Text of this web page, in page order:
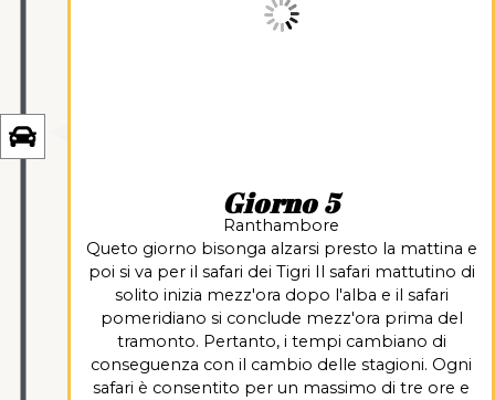
Giorno 5
Ranthambore
Queto giorno bisonga alzarsi presto la mattina e
poi si va per il safari dei Tigri Il safari mattutino di
solito inizia mezz'ora dopo l'alba e il safari
pomeridiano si conclude mezz'ora prima del
tramonto. Pertanto, i tempi cambiano di
conseguenza con il cambio delle stagioni. Ogni
safari è consentito per un massimo di tre ore e